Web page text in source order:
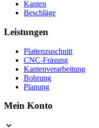
Kanten
Beschläge
Leistungen
Plattenzuschnitt
CNC-Fräsung
Kantenverarbeitung
Bohrung
Planung
Mein Konto